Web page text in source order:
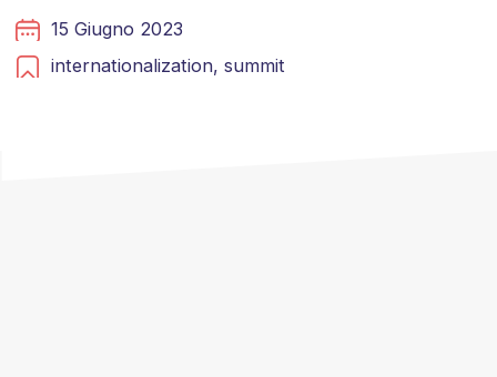
15 Giugno 2023
internationalization, summit